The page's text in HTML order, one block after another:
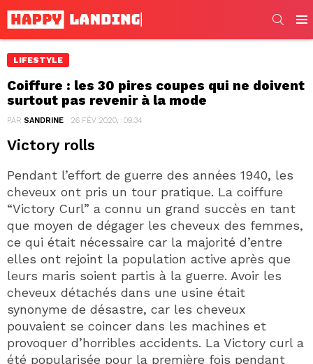
LIFESTYLE
Coiffure : les 30 pires coupes qui ne doivent
surtout pas revenir à la mode
PAR SANDRINE 26 FÉV 2020, · 09:34
Victory rolls
Pendant l’effort de guerre des années 1940, les
cheveux ont pris un tour pratique. La coiffure
“Victory Curl” a connu un grand succès en tant
que moyen de dégager les cheveux des femmes,
ce qui était nécessaire car la majorité d’entre
elles ont rejoint la population active après que
leurs maris soient partis à la guerre. Avoir les
cheveux détachés dans une usine était
synonyme de désastre, car les cheveux
pouvaient se coincer dans les machines et
provoquer d’horribles accidents. La Victory curl a
été popularisée pour la première fois pendant